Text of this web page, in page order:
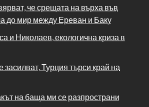
че срещата на върха във
до мир между Ереван и Баку
и Николаев, екологична криза в
Турция търси край на
на баща ми се разпространи